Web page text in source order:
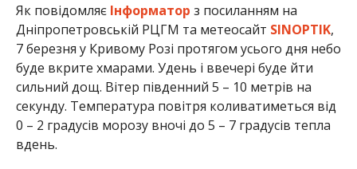
Як повідомляє Інформатор з посиланням на
Дніпропетровській РЦГМ та метеосайт SINOPTIK,
7 березня у Кривому Розі протягом усього дня небо
буде вкрите хмарами. Удень і ввечері буде йти
сильний дощ. Вітер південний 5 – 10 метрів на
секунду. Температура повітря коливатиметься від
0 – 2 градусів морозу вночі до 5 – 7 градусів тепла
вдень.